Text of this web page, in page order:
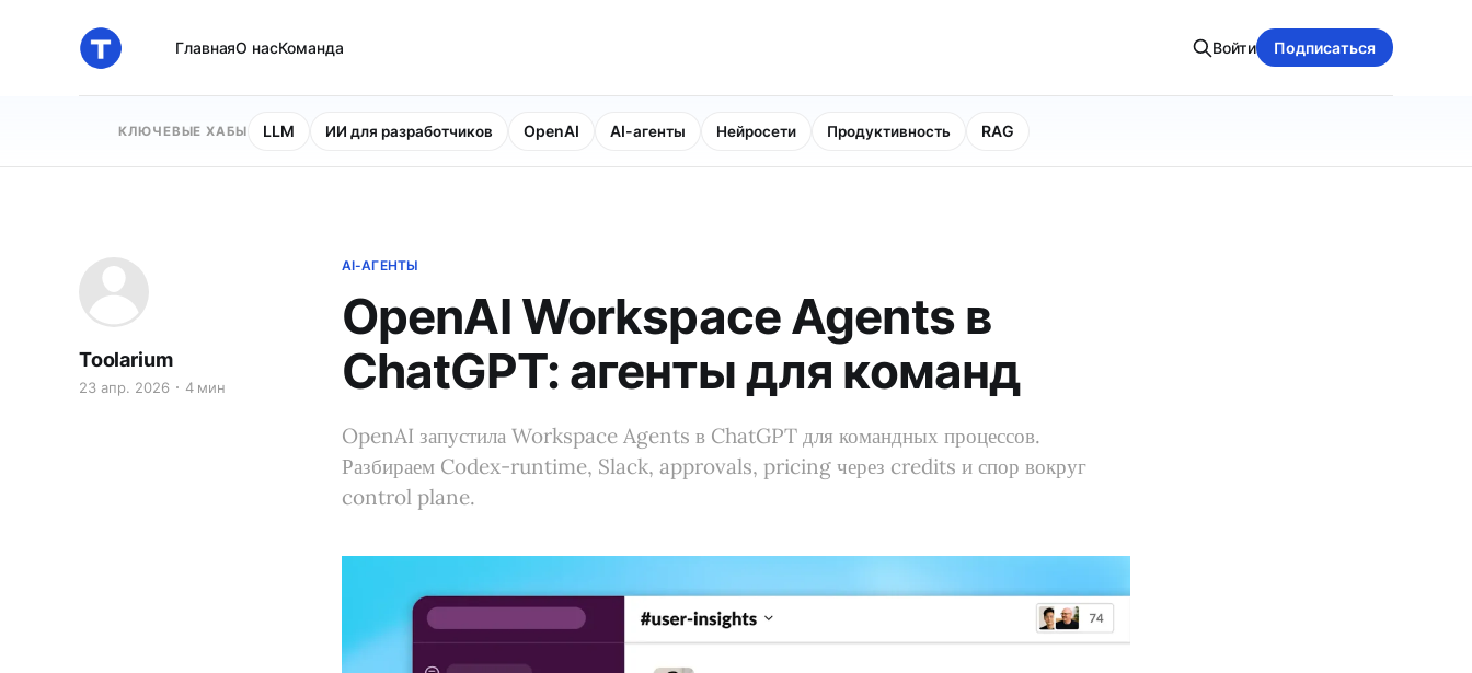
ГлавнаяО насКоманда Войти Подписаться
КЛЮЧЕВЫЕ ХАБЫ LLM ИИ для разработчиков OpenAI AI-агенты Нейросети Продуктивность RAG
AI-АГЕНТЫ
OpenAI Workspace Agents в
ChatGPT: агенты для команд
OpenAI запустила Workspace Agents в ChatGPT для командных процессов.
Разбираем Codex-runtime, Slack, approvals, pricing через credits и спор вокруг
control plane.
Toolarium
23 апр. 2026 4 мин